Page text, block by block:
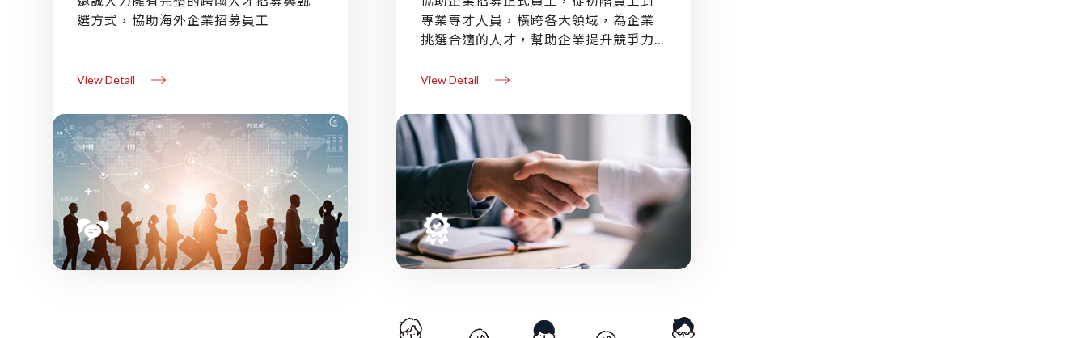
選方式，協助海外企業招募員工
View Detail
專業專才人員，橫跨各大領域，為企業
挑選合適的人才，幫助企業提升競爭力...
View Detail